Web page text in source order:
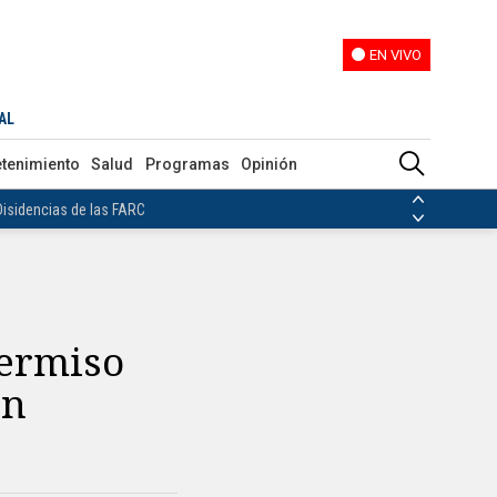
EN VIVO
Salud Programas Opinión
de las FARC
de las FARC